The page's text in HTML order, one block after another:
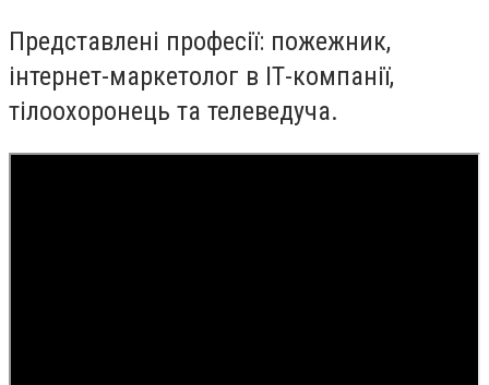
Представлені професії: пожежник,
інтернет-маркетолог в ІТ-компанії,
тілоохоронець та телеведуча.